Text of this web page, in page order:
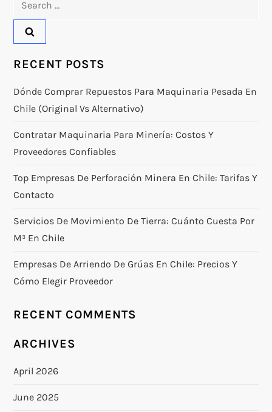
RECENT POSTS
Dónde Comprar Repuestos Para Maquinaria Pesada En
Chile (original Vs Alternativo)
Contratar Maquinaria Para Minería: Costos Y
Proveedores Confiables
Top Empresas De Perforación Minera En Chile: Tarifas Y
Contacto
Servicios De Movimiento De Tierra: Cuánto Cuesta Por
M³ En Chile
Empresas De Arriendo De Grúas En Chile: Precios Y
Cómo Elegir Proveedor
RECENT COMMENTS
ARCHIVES
April 2026
June 2025